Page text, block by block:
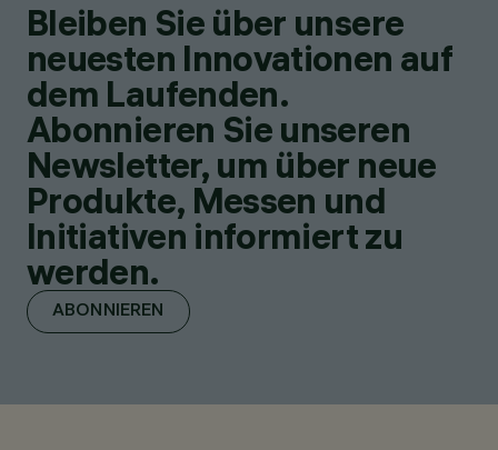
Bleiben Sie über unsere
neuesten Innovationen auf
dem Laufenden.
Abonnieren Sie unseren
Newsletter, um über neue
Produkte, Messen und
Initiativen informiert zu
werden.
ABONNIEREN